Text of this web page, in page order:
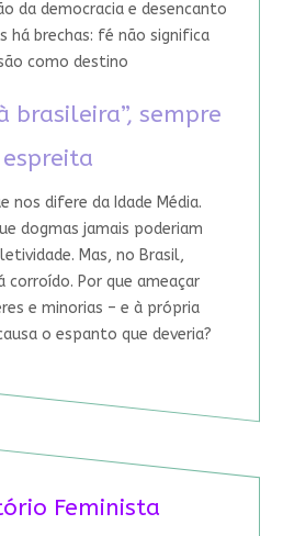
da democracia e desencanto
há brechas: fé não significa
como destino
brasileira”, sempre
nos difere da Idade Média.
dogmas jamais poderiam
Mas, no Brasil,
Por que ameaçar
e minorias – e à própria
o espanto que deveria?
Feminista